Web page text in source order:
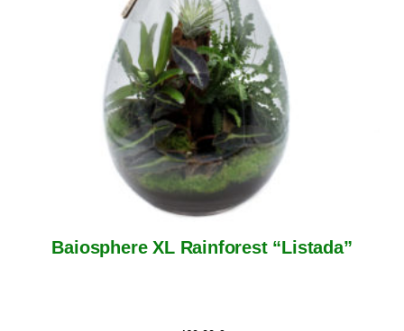
Baiosphere XL Rainforest “Listada”